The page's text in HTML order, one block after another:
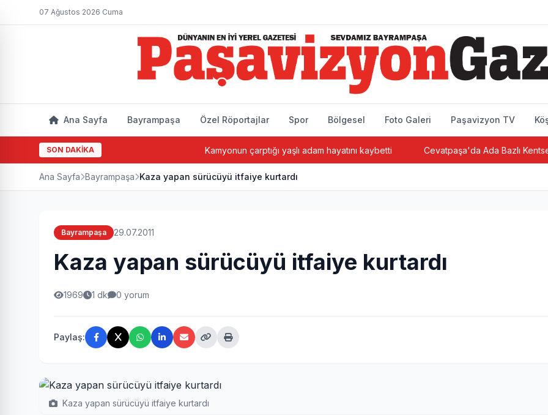
07 Ağustos 2026 Cuma
Ana Sayfa Bayrampaşa Özel Röportajlar Spor Bölgesel Foto Galeri Paşavizyon TV
SON DAKİKA Kamyonun çarptığı yaşlı adam hayatını kaybetti Cevatpaşa'da Ada Bazlı Kentsel
Ana Sayfa Bayrampaşa Kaza yapan sürücüyü itfaiye kurtardı
Bayrampaşa 29.07.2011
Kaza yapan sürücüyü itfaiye kurtardı
1969 1 dk 0 yorum
Paylaş:
Kaza yapan sürücüyü itfaiye kurtardı